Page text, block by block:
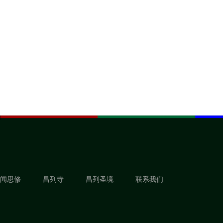
闻思修 昌列寺 昌列圣境 联系我们